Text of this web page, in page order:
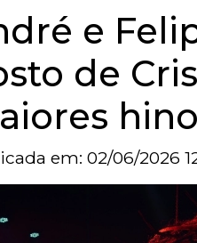
e
de
em: 02/06/2026